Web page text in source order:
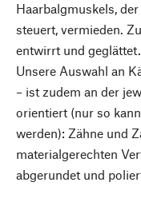
Haarbalgmuskels,
steuert, vermieden.
entwirrt und geglättet.
Unsere Auswahl an
– ist zudem an der
orientiert (nur so
werden): Zähne und
materialgerechten
abgerundet und